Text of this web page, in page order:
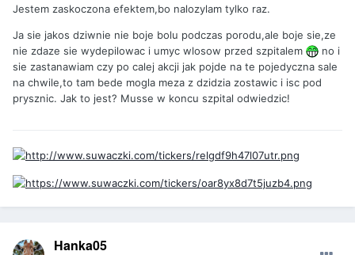
Jestem zaskoczona efektem,bo nalozylam tylko raz.
Ja sie jakos dziwnie nie boje bolu podczas porodu,ale boje sie,ze
nie zdaze sie wydepilowac i umyc wlosow przed szpitalem
no i
sie zastanawiam czy po calej akcji jak pojde na te pojedyczna sale
na chwile,to tam bede mogla meza z dzidzia zostawic i isc pod
prysznic. Jak to jest? Musse w koncu szpital odwiedzic!
Hanka05